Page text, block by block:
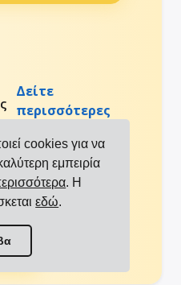
cookies για να
εμπειρία
. Η
εδώ.
Δείτε
περισσότερες